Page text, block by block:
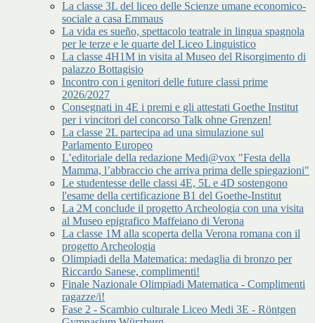
La classe 3L del liceo delle Scienze umane economico-
sociale a casa Emmaus
La vida es sueño, spettacolo teatrale in lingua spagnola
per le terze e le quarte del Liceo Linguistico
La classe 4H1M in visita al Museo del Risorgimento di
palazzo Bottagisio
Incontro con i genitori delle future classi prime
2026/2027
Consegnati in 4E i premi e gli attestati Goethe Institut
per i vincitori del concorso Talk ohne Grenzen!
La classe 2L partecipa ad una simulazione sul
Parlamento Europeo
L’editoriale della redazione Medi@vox "Festa della
Mamma, l’abbraccio che arriva prima delle spiegazioni"
Le studentesse delle classi 4E, 5L e 4D sostengono
l'esame della certificazione B1 del Goethe-Institut
La 2M conclude il progetto Archeologia con una visita
al Museo epigrafico Maffeiano di Verona
La classe 1M alla scoperta della Verona romana con il
progetto Archeologia
Olimpiadi della Matematica: medaglia di bronzo per
Riccardo Sanese, complimenti!
Finale Nazionale Olimpiadi Matematica - Complimenti
ragazze/i!
Fase 2 - Scambio culturale Liceo Medi 3E - Röntgen